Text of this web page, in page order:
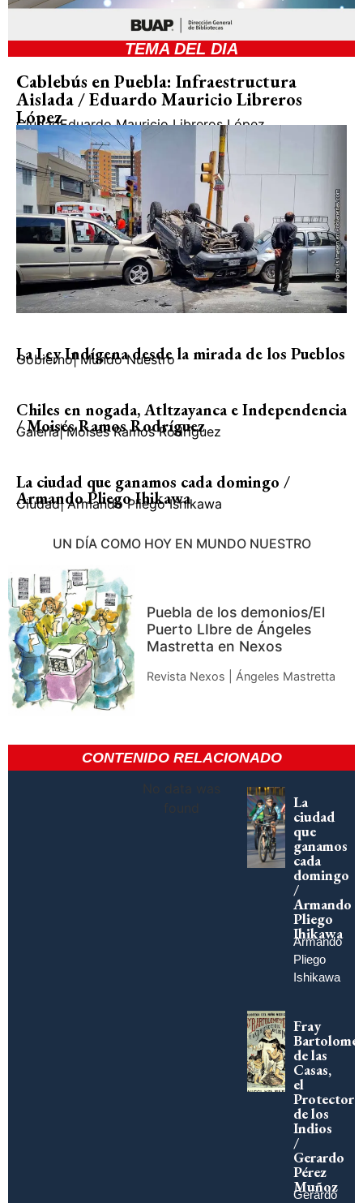
TEMA DEL DIA
Cablebús en Puebla: Infraestructura
Aislada / Eduardo Mauricio Libreros
López
CiudadEduardo Mauricio Libreros López
La Ley Indígena desde la mirada de los Pueblos
Gobierno| Mundo Nuestro
Chiles en nogada, Atltzayanca e Independencia
/ Moisés Ramos Rodríguez
Galería| Moisés Ramos Rodríguez
La ciudad que ganamos cada domingo /
Armando Pliego Ihikawa
Ciudad| Armando Pliego Ishikawa
UN DÍA COMO HOY EN MUNDO NUESTRO
Puebla de los demonios/El
Puerto LIbre de Ángeles
Mastretta en Nexos
Revista Nexos | Ángeles Mastretta
CONTENIDO RELACIONADO
No data was
found
La
ciudad
que
ganamos
cada
domingo
/
Armando
Pliego
Ihikawa
Armando
Pliego
Ishikawa
Fray
Bartolomé
de las
Casas,
el
Protector
de los
Indios
/
Gerardo
Pérez
Muñoz
Gerardo